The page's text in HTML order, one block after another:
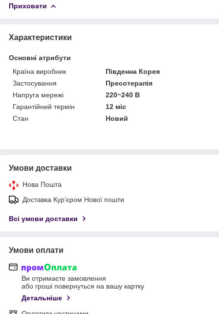
Приховати
Характеристики
Основні атрибути
Країна виробник
Південна Корея
Застосування
Пресотерапія
Напруга мережі
220~240 В
Гарантійний термін
12 міс
Стан
Новий
Умови доставки
Нова Пошта
Доставка Курʼєром Нової пошти
Всі умови доставки
Умови оплати
Ви отримаєте замовлення
або гроші повернуться на вашу картку
Детальніше